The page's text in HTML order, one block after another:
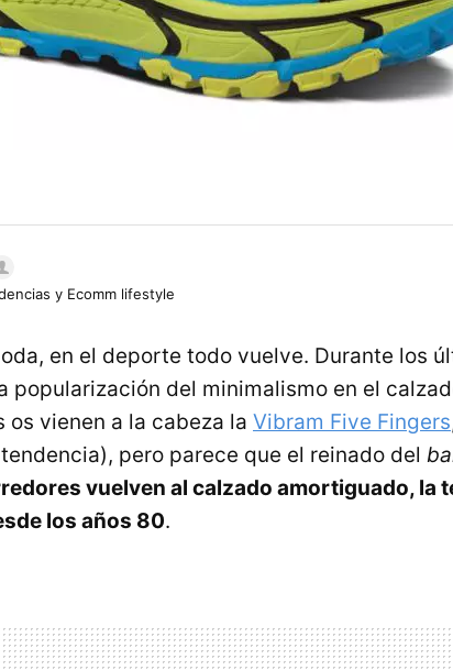
y Ecomm lifestyle
en el deporte todo vuelve. Durante los
popularización del minimalismo en el
os vienen a la cabeza la Vibram Five Fingers
pero parece que el reinado del
vuelven al calzado amortiguado, la
los años 80.